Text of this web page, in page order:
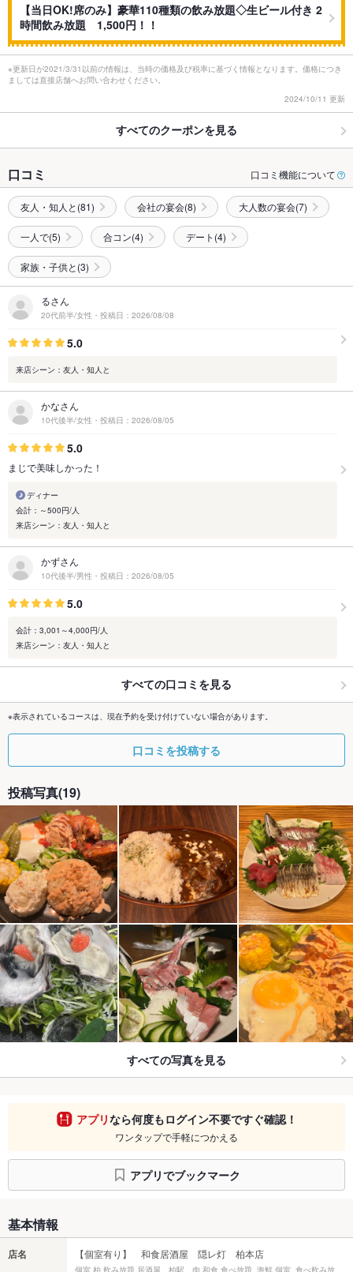
【当日OK!席のみ】豪華110種類の飲み放題◇生ビール付き 2
時間飲み放題 1,500円！！
※更新日が2021/3/31以前の情報は、当時の価格及び税率に基づく情報となります。価格につき
ましては直接店舗へお問い合わせください。
2024/10/11 更新
すべてのクーポンを見る
口コミ 口コミ機能について
友人・知人と(81) 会社の宴会(8) 大人数の宴会(7)
一人で(5) 合コン(4) デート(4)
家族・子供と(3)
るさん
20代前半/女性・投稿日：2026/08/08
5.0
来店シーン：友人・知人と
かなさん
10代後半/女性・投稿日：2026/08/05
5.0
まじで美味しかった！
ディナー
会計：～500円/人
来店シーン：友人・知人と
かずさん
10代後半/男性・投稿日：2026/08/05
5.0
会計：3,001～4,000円/人
来店シーン：友人・知人と
すべての口コミを見る
※表示されているコースは、現在予約を受け付けていない場合があります。
口コミを投稿する
投稿写真(19)
すべての写真を見る
アプリなら何度もログイン不要ですぐ確認！
ワンタップで手軽につかえる
アプリでブックマーク
基本情報
店名 【個室有り】 和食居酒屋 隠レ灯 柏本店